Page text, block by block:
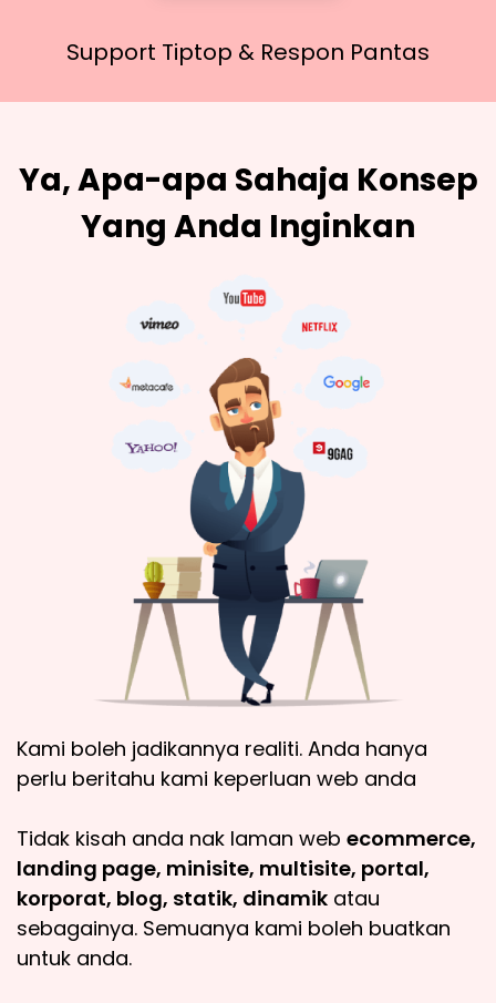
Support Tiptop & Respon Pantas
Ya, Apa-apa Sahaja Konsep
Yang Anda Inginkan
Kami boleh jadikannya realiti. Anda hanya
perlu beritahu kami keperluan web anda
Tidak kisah anda nak laman web ecommerce,
landing page, minisite, multisite, portal,
korporat, blog, statik, dinamik atau
sebagainya. Semuanya kami boleh buatkan
untuk anda.